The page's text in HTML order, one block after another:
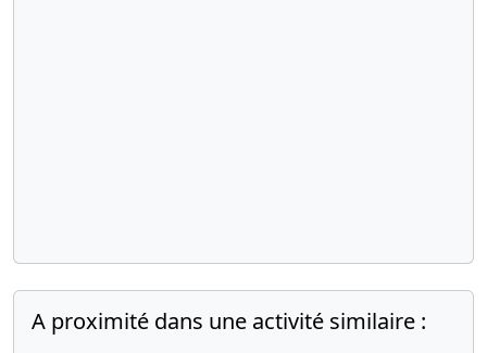
A proximité dans une activité similaire :